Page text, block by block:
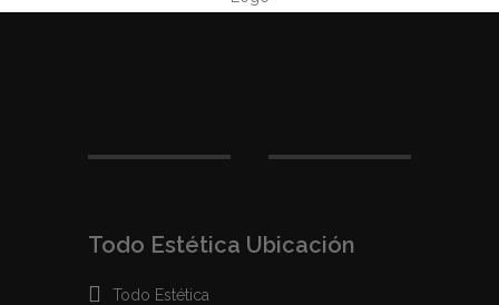
Todo Estética Ubicación
Todo Estética